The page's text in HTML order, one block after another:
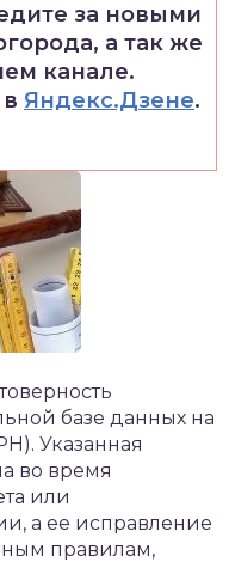
за новыми
а так же
канале.
Яндекс.Дзене.
базе данных на
Указанная
во время
или
а ее исправление
правилам,